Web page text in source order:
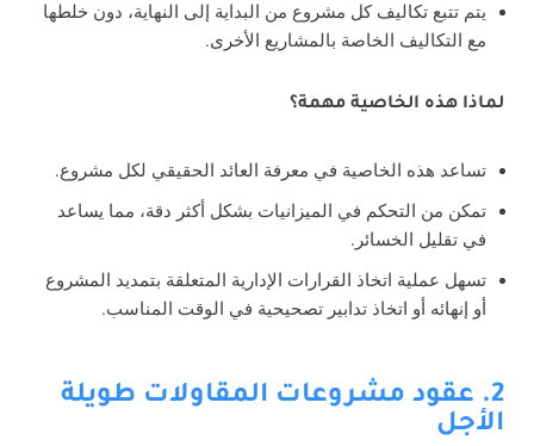
يتم تتبع تكاليف كل مشروع من البداية إلى النهاية، دون خلطها
مع التكاليف الخاصة بالمشاريع الأخرى.
لماذا هذه الخاصية مهمة؟
تساعد هذه الخاصية في معرفة العائد الحقيقي لكل مشروع.
تمكن من التحكم في الميزانيات بشكل أكثر دقة، مما يساعد
في تقليل الخسائر.
تسهل عملية اتخاذ القرارات الإدارية المتعلقة بتمديد المشروع
أو إنهائه أو اتخاذ تدابير تصحيحية في الوقت المناسب.
2. عقود مشروعات المقاولات طويلة
الأجل